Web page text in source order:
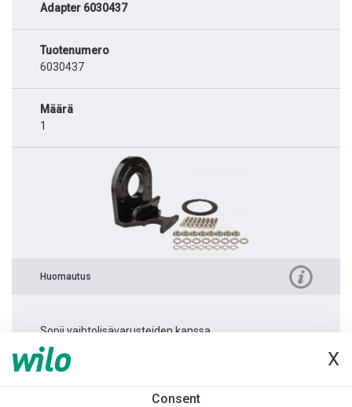
X
Consent
Adapter 6030437
Tuotenumero
6030437
Määrä
1
Huomautus
Sopii vaihtolisävarusteiden kanssa.
Tuotetietoa